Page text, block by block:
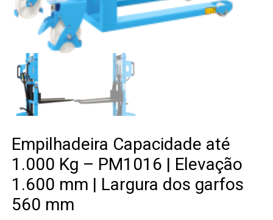
Empilhadeira Capacidade até
1.000 Kg – PM1016 | Elevação
1.600 mm | Largura dos garfos
560 mm